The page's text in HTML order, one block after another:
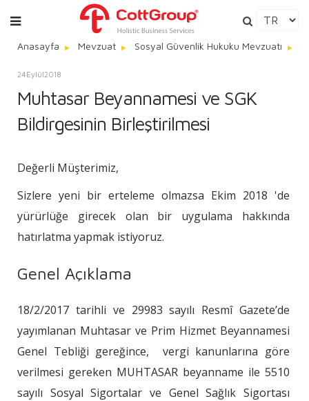
Anasayfa Mevzuat Sosyal Güvenlik Hukuku Mevzuatı
24Eylül2018
Muhtasar Beyannamesi ve SGK
Bildirgesinin Birleştirilmesi
Değerli Müşterimiz,
Sizlere yeni bir erteleme olmazsa Ekim 2018 'de
yürürlüğe girecek olan bir uygulama hakkında
hatırlatma yapmak istiyoruz.
Genel Açıklama
18/2/2017 tarihli ve 29983 sayılı Resmî Gazete’de
yayımlanan Muhtasar ve Prim Hizmet Beyannamesi
Genel Tebliği gereğince, vergi kanunlarına göre
verilmesi gereken MUHTASAR beyanname ile 5510
sayılı Sosyal Sigortalar ve Genel Sağlık Sigortası